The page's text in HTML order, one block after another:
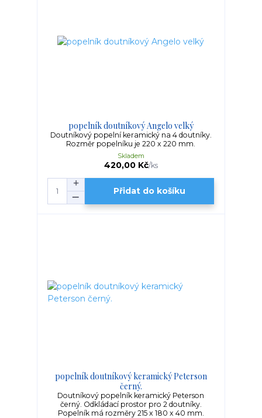
popelník doutníkový Angelo velký
Doutníkový popelní keramický na 4 doutníky.
Rozměr popelníku je 220 x 220 mm.
420,00 Kč/ks
Skladem
Přidat do košíku
popelník doutníkový keramický Peterson
černý.
Doutníkový popelník keramický Peterson
černý. Odkládací prostor pro 2 doutníky.
Popelník má rozměry 215 x 180 x 40 mm.